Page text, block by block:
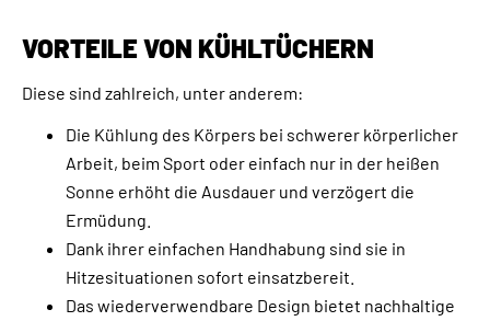
VORTEILE VON KÜHLTÜCHERN
Diese sind zahlreich, unter anderem:
Die Kühlung des Körpers bei schwerer körperlicher
Arbeit, beim Sport oder einfach nur in der heißen
Sonne erhöht die Ausdauer und verzögert die
Ermüdung.
Dank ihrer einfachen Handhabung sind sie in
Hitzesituationen sofort einsatzbereit.
Das wiederverwendbare Design bietet nachhaltige